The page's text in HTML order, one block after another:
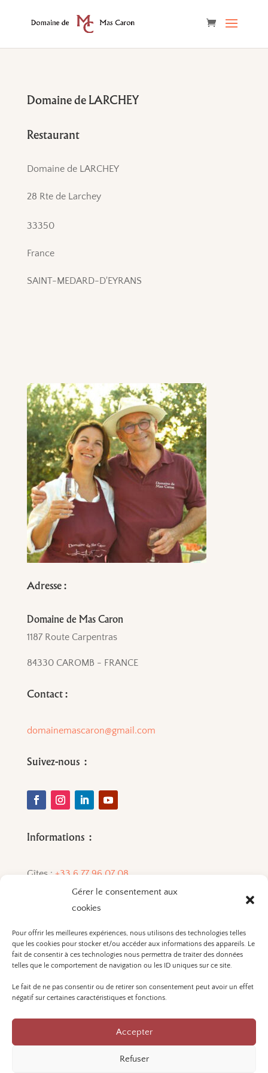
Gérer le consentement aux
cookies
Pour offrir les meilleures expériences, nous utilisons des technologies telles
que les cookies pour stocker et/ou accéder aux informations des appareils. Le
fait de consentir à ces technologies nous permettra de traiter des données
telles que le comportement de navigation ou les ID uniques sur ce site.
Le fait de ne pas consentir ou de retirer son consentement peut avoir un effet
négatif sur certaines caractéristiques et fonctions.
Accepter
Refuser
Domaine de LARCHEY
Restaurant
Domaine de LARCHEY
28 Rte de Larchey
33350
France
SAINT-MEDARD-D'EYRANS
Adresse :
Domaine de Mas Caron
1187 Route Carpentras
84330 CAROMB - FRANCE
Contact :
domainemascaron@gmail.com
Suivez-nous :
Informations :
Gîtes : +33 6 77 96 07 08
L'ABUS D'ALCOOL EST
DANGEREUX POUR LA SANTÉ. A
CONSOMMER AVEC
MODÉRATION.
Mentions légales et politique de confidentialité